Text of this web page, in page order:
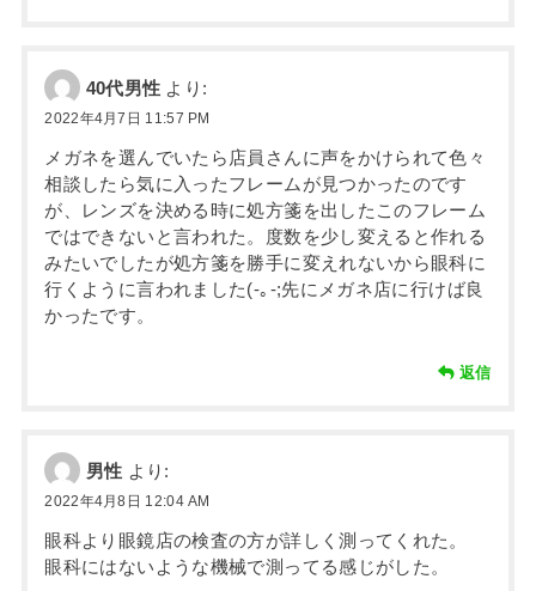
40代男性 より:
2022年4月7日 11:57 PM
メガネを選んでいたら店員さんに声をかけられて色々
相談したら気に入ったフレームが見つかったのです
が、レンズを決める時に処方箋を出したこのフレーム
ではできないと言われた。度数を少し変えると作れる
みたいでしたが処方箋を勝手に変えれないから眼科に
行くように言われました(-｡-;先にメガネ店に行けば良
かったです。
返信
男性 より:
2022年4月8日 12:04 AM
眼科より眼鏡店の検査の方が詳しく測ってくれた。
眼科にはないような機械で測ってる感じがした。